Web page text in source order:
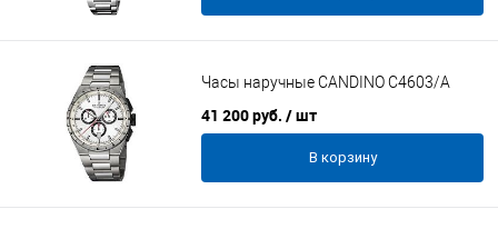
Часы наручные CANDINO C4603/A
41 200 руб. / шт
В корзину